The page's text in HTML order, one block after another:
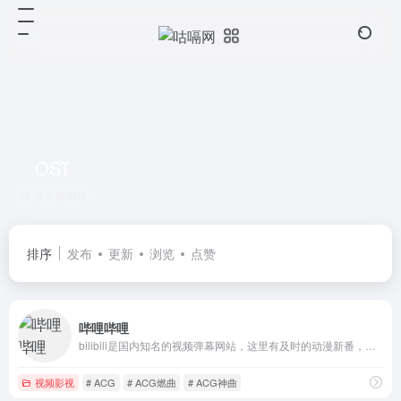
排序 发布 更新 浏览 点赞
哔哩哔哩
视频影视 # ACG # ACG燃曲 # ACG神曲